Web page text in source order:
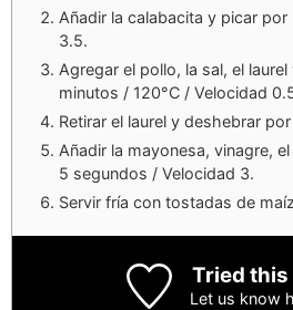
Añadir la calabacita y picar
3.5.
Agregar el pollo, la sal, el
minutos / 120°C / Velocidad
Retirar el laurel y deshebrar
Añadir la mayonesa, vinagre,
5 segundos / Velocidad 3.
Servir fría con tostadas de
Tried this
Let us know